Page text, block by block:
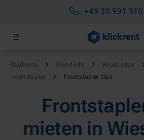
+49 30 991
Startseite Standorte Wiesbaden
Frontstapler
Frontstapler Gas
mieten in